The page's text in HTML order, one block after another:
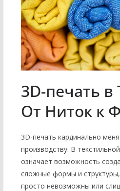
3D-печать в
От Ниток к
3D-печать кардинально
производству. В
означает возможность
сложные формы и
просто невозможны или